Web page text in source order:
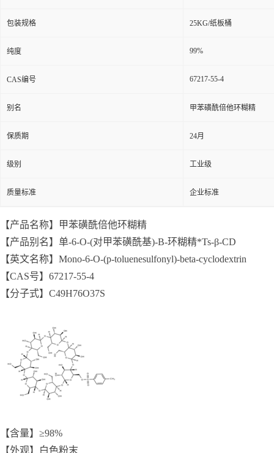
包装规格 25KG/纸板桶
纯度 99%
CAS编号 67217-55-4
别名 甲苯磺酰倍他环糊精
保质期 24月
级别 工业级
质量标准 企业标准
【产品名称】甲苯磺酰倍他环糊精
【产品别名】单-6-O-(对甲苯磺酰基)-Β-环糊精*Ts-β-CD
【英文名称】Mono-6-O-(p-toluenesulfonyl)-beta-cyclodextrin
【CAS号】67217-55-4
【分子式】C49H76O37S
【含量】≥98%
【外观】白色粉末